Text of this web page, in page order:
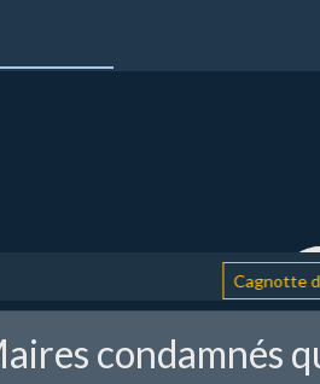
Cagnotte de
condamnés